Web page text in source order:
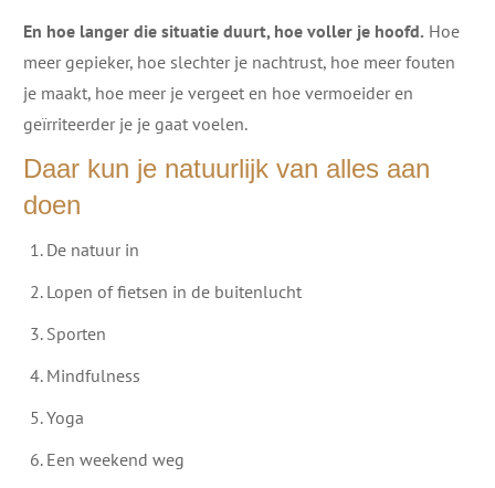
En hoe langer die situatie duurt, hoe voller je hoofd. Hoe
meer gepieker, hoe slechter je nachtrust, hoe meer fouten
je maakt, hoe meer je vergeet en hoe vermoeider en
geïrriteerder je je gaat voelen.
Daar kun je natuurlijk van alles aan
doen
De natuur in
Lopen of fietsen in de buitenlucht
Sporten
Mindfulness
Yoga
Een weekend weg